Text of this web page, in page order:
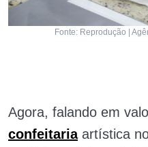
Fonte: Reprodução |
Agora, falando em
confeitariaartística